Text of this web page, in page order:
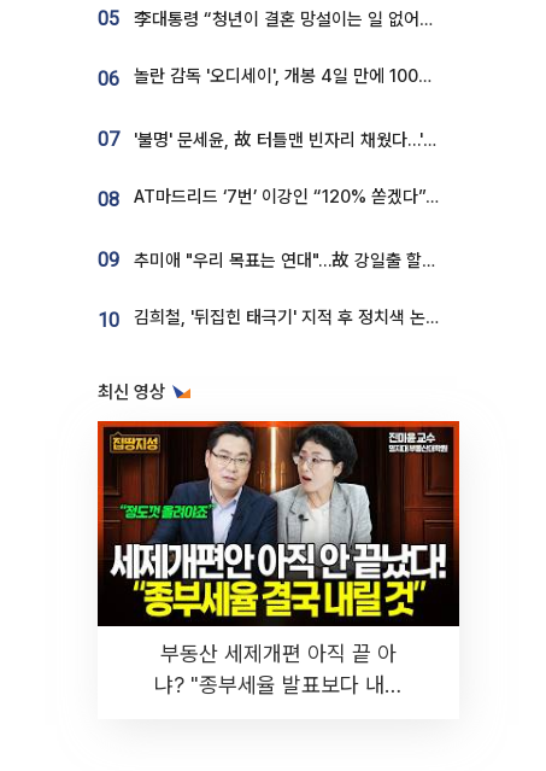
05 李대통령 “청년이 결혼 망설이는 일 없어야...제도상 불이익 조사”
06 놀란 감독 '오디세이', 개봉 4일 만에 100만 돌파⋯'왕사남' 보다 빠르다
07 '불명' 문세윤, 故 터틀맨 빈자리 채웠다…'거북이' 눈물의 최종 우승
08 AT마드리드 ‘7번’ 이강인 “120% 쏟겠다”⋯시메오네 감독 “필요한 선수”
09 추미애 "우리 목표는 연대"…故 강일출 할머니 흉상 제막
10 김희철, '뒤집힌 태극기' 지적 후 정치색 논란…"좌우 떠나 우리나라 국기"
최신 영상
부동산 세제개편 아직 끝 아
냐? "종부세율 발표보다 내릴